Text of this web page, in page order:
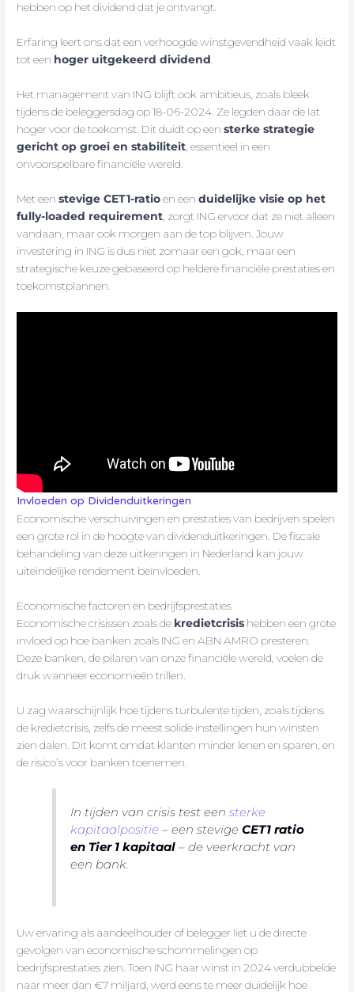
hebben op het dividend dat je ontvangt.
Erfaring leert ons dat een verhoogde winstgevendheid vaak leidt
tot een hoger uitgekeerd dividend.
Het management van ING blijft ook ambitieus, zoals bleek
tijdens de beleggersdag op 18-06-2024. Ze legden daar de lat
hoger voor de toekomst. Dit duidt op eensterke strategie
gericht op groei en stabiliteit , essentieel in een
onvoorspelbare financiële wereld.
Met eenstevige CET1-ratioen eenduidelijke visie op het
fully-loaded requirement , zorgt ING ervoor dat ze niet alleen
vandaan, maar ook morgen aan de top blijven. Jouw
investering in ING is dus niet zomaar een gok, maar een
strategische keuze gebaseerd op heldere financiële prestaties en
toekomstplannen.
Invloeden op Dividenduitkeringen
Economische verschuivingen en prestaties van bedrijven spelen
een grote rol in de hoogte van dividenduitkeringen. De fiscale
behandeling van deze uitkeringen in Nederland kan jouw
uiteindelijke rendement beïnvloeden.
Economische factoren en bedrijfsprestaties
Economische crisissen zoals de kredietcrisis hebben een grote
invloed op hoe banken zoals ING en ABN AMRO presteren.
Deze banken, de pilaren van onze financiële wereld, voelen de
druk wanneer economieën trillen.
U zag waarschijnlijk hoe tijdens turbulente tijden, zoals tijdens
de kredietcrisis, zelfs de meest solide instellingen hun winsten
zien dalen. Dit komt omdat klanten minder lenen en sparen, en
de risico’s voor banken toenemen.
In tijden van crisis test eensterke
kapitaalpositie – een stevigeCET1 ratio
en Tier 1 kapitaal – de veerkracht van
een bank.
Uw ervaring als aandeelhouder of belegger liet u de directe
gevolgen van economische schommelingen op
bedrijfsprestaties zien. Toen ING haar winst in 2024 verdubbelde
naar meer dan €7 miljard, werd eens te meer duidelijk hoe